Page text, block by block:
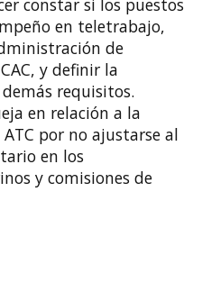
constar si los puestos
en teletrabajo,
de
y definir la
requisitos.
en relación a la
por no ajustarse al
en los
y comisiones de